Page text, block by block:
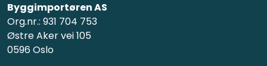
Byggimportøren AS
Org.nr.: 931 704 753
Østre Aker vei 105
0596 Oslo